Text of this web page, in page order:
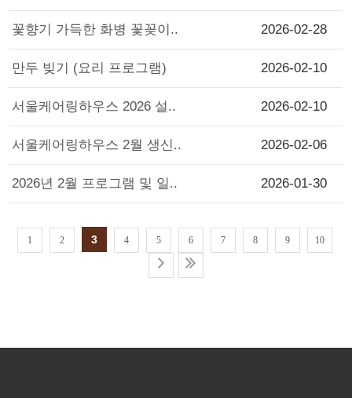
꽃향기 가득한 화병 꽃꽂이.. 2026-02-28
만두 빚기 (요리 프로그램) 2026-02-10
서울케어링하우스 2026 설.. 2026-02-10
서울케어링하우스 2월 생신.. 2026-02-06
2026년 2월 프로그램 및 일.. 2026-01-30
1 2 3 4 5 6 7 8 9 10